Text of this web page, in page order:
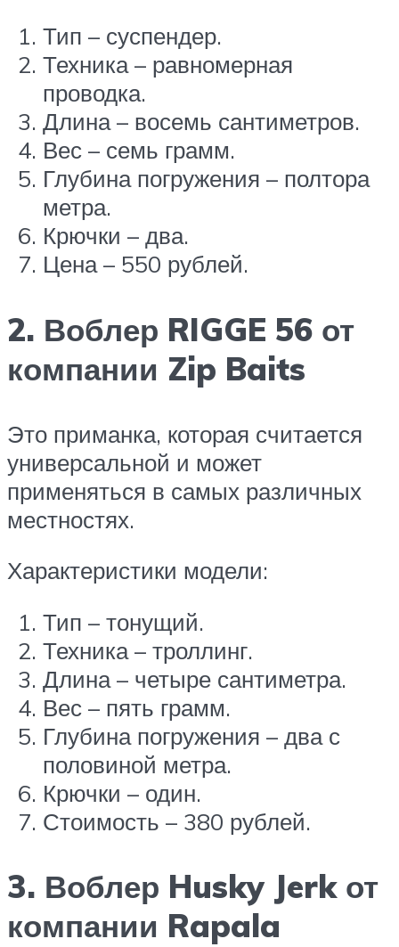
Тип – суспендер.
Техника – равномерная
проводка.
Длина – восемь сантиметров.
Вес – семь грамм.
Глубина погружения – полтора
метра.
Крючки – два.
Цена – 550 рублей.
2. Воблер RIGGE 56 от
компании Zip Baits
Это приманка, которая считается
универсальной и может
применяться в самых различных
местностях.
Характеристики модели:
Тип – тонущий.
Техника – троллинг.
Длина – четыре сантиметра.
Вес – пять грамм.
Глубина погружения – два с
половиной метра.
Крючки – один.
Стоимость – 380 рублей.
3. Воблер Husky Jerk от
компании Rapala